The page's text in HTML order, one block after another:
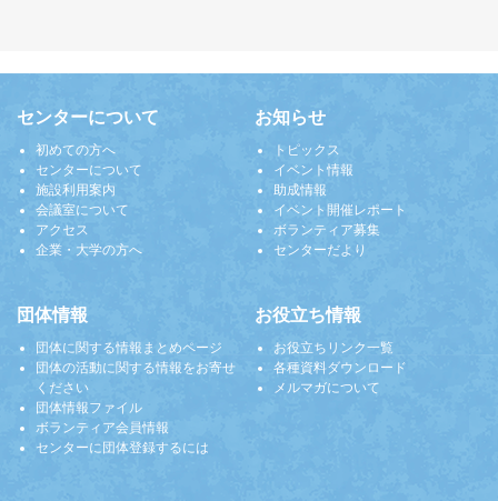
センターについて
初めての方へ
センターについて
施設利用案内
会議室について
アクセス
企業・大学の方へ
お知らせ
トピックス
イベント情報
助成情報
イベント開催レポート
ボランティア募集
センターだより
団体情報
団体に関する情報まとめページ
団体の活動に関する情報をお寄せ
ください
団体情報ファイル
ボランティア会員情報
センターに団体登録するには
お役立ち情報
お役立ちリンク一覧
各種資料ダウンロード
メルマガについて